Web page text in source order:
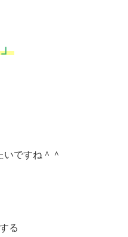
ですね＾＾
る